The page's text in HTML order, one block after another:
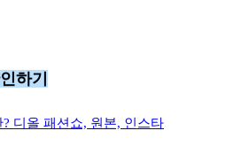
하기
디올 패션쇼, 원본, 인스타